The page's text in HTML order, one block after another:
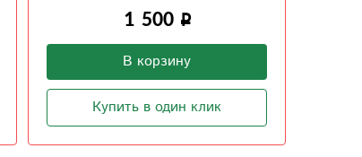
1 500
В корзину
Купить в один клик